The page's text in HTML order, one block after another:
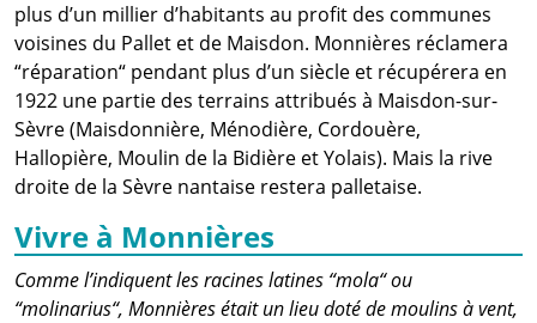
plus d’un millier d’habitants au profit des communes
voisines du Pallet et de Maisdon. Monnières réclamera
“réparation“ pendant plus d’un siècle et récupérera en
1922 une partie des terrains attribués à Maisdon-sur-
Sèvre (Maisdonnière, Ménodière, Cordouère,
Hallopière, Moulin de la Bidière et Yolais). Mais la rive
droite de la Sèvre nantaise restera palletaise.
Vivre à Monnières
Comme l’indiquent les racines latines “mola“ ou
“molinarius“, Monnières était un lieu doté de moulins à vent,